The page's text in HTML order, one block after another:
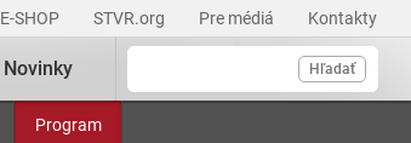
E-SHOP STVR.org Pre médiá Kontakty
Hľadať
Program
Novinky